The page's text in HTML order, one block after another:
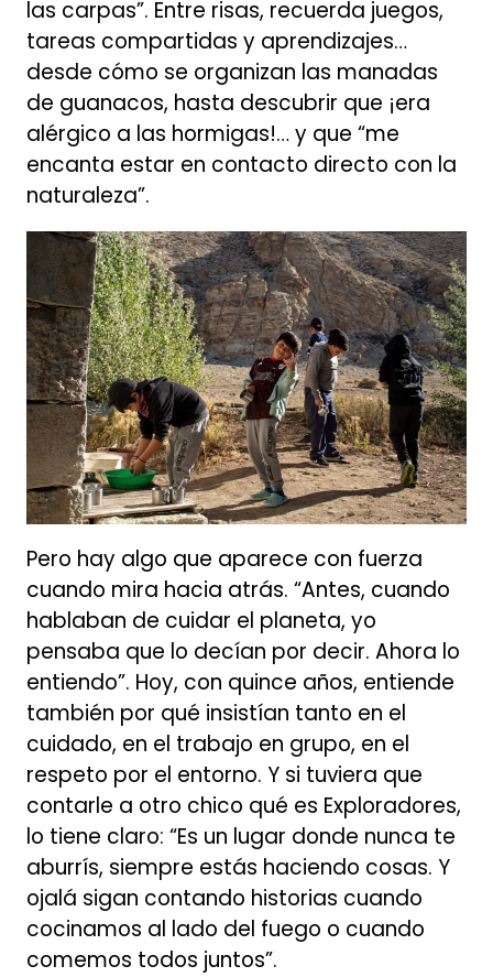
las carpas”. Entre risas, recuerda juegos,
tareas compartidas y aprendizajes…
desde cómo se organizan las manadas
de guanacos, hasta descubrir que ¡era
alérgico a las hormigas!… y que “me
encanta estar en contacto directo con la
naturaleza”.
Pero hay algo que aparece con fuerza
cuando mira hacia atrás. “Antes, cuando
hablaban de cuidar el planeta, yo
pensaba que lo decían por decir. Ahora lo
entiendo”. Hoy, con quince años, entiende
también por qué insistían tanto en el
cuidado, en el trabajo en grupo, en el
respeto por el entorno. Y si tuviera que
contarle a otro chico qué es Exploradores,
lo tiene claro: “Es un lugar donde nunca te
aburrís, siempre estás haciendo cosas. Y
ojalá sigan contando historias cuando
cocinamos al lado del fuego o cuando
comemos todos juntos”.